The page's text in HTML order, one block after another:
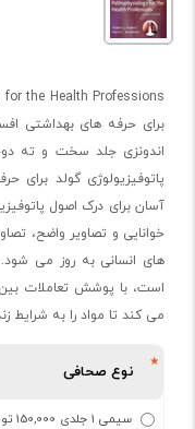
اندونزی جلد سخت و ته
آسان برای درک اصول
خوانایی و تصاویر واضح،
های انسانی به روز می
است، با پوشش تعاملات
می کند تا مواد را به شرایط
نوع صحافی
سیمی 1 جلدی 150,000 تومان